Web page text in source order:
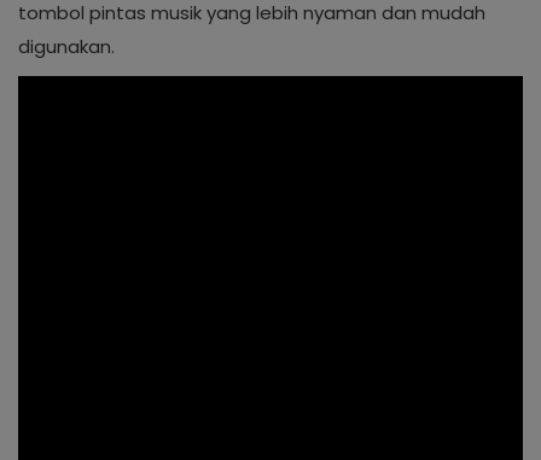
tombol pintas musik yang lebih nyaman dan mudah
digunakan.